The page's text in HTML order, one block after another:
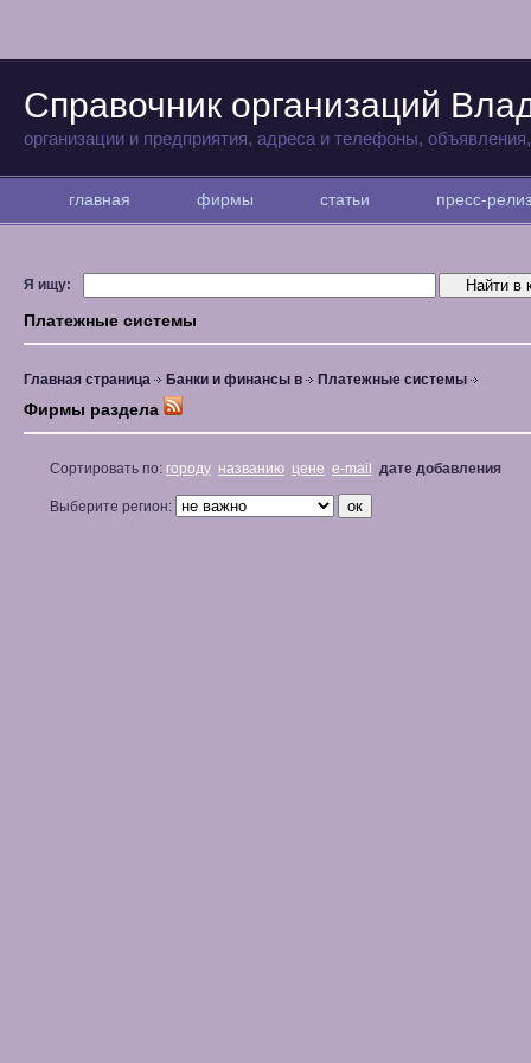
Справочник организаций
организации и предприятия, адреса и телефоны,
главная фирмы статьи пресс-
Я ищу:
Платежные системы
Главная страница Банки и финансы в Платежные системы
Фирмы раздела
Сортировать по: городу названию цене e-mail дате добавления
Выберите регион: